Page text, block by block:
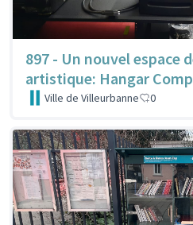
897 - Un nouvel espace
artistique: Hangar
Ville de Villeurbanne 0